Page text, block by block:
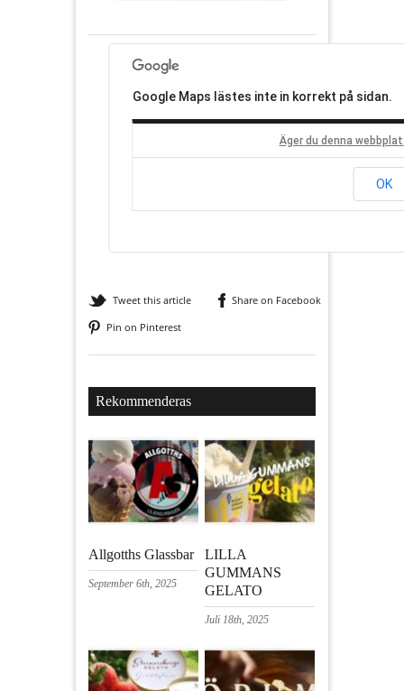
Google Maps lästes inte in korrekt på sidan.
Äger du denna
OK
Tweet this article
Share on Facebook
Pin on Pinterest
Rekommenderas
Allgotths Glassbar
September 6th, 2025
LILLA
GUMMANS
GELATO
Juli 18th, 2025